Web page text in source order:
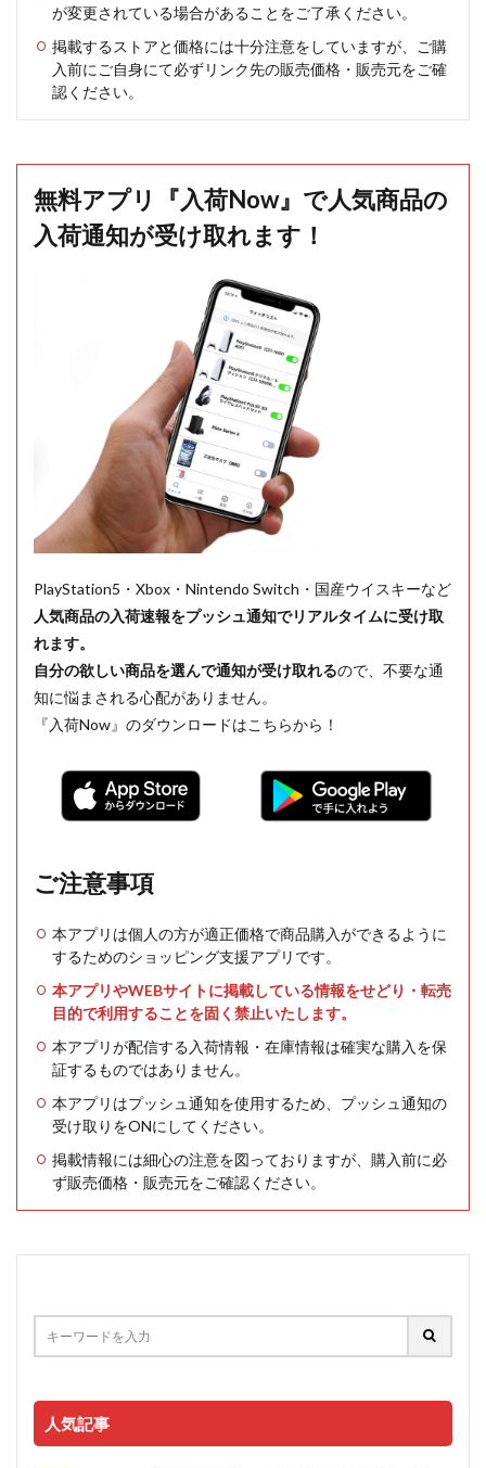
が変更されている場合があることをご了承ください。
掲載するストアと価格には十分注意をしていますが、ご購
入前にご自身にて必ずリンク先の販売価格・販売元をご確
認ください。
無料アプリ『入荷Now』で人気商品の
入荷通知が受け取れます！
PlayStation5・Xbox・Nintendo Switch・国産ウイスキーなど
人気商品の入荷速報をプッシュ通知でリアルタイムに受け取
れます。
自分の欲しい商品を選んで通知が受け取れるので、不要な通
知に悩まされる心配がありません。
『入荷Now』のダウンロードはこちらから！
ご注意事項
本アプリは個人の方が適正価格で商品購入ができるように
するためのショッピング支援アプリです。
本アプリやWEBサイトに掲載している情報をせどり・転売
目的で利用することを固く禁止いたします。
本アプリが配信する入荷情報・在庫情報は確実な購入を保
証するものではありません。
本アプリはプッシュ通知を使用するため、プッシュ通知の
受け取りをONにしてください。
掲載情報には細心の注意を図っておりますが、購入前に必
ず販売価格・販売元をご確認ください。
人気記事